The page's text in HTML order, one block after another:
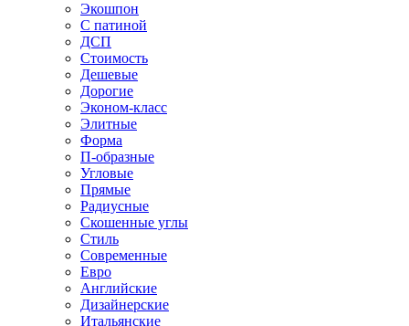
Экошпон
С патиной
ДСП
Стоимость
Дешевые
Дорогие
Эконом-класс
Элитные
Форма
П-образные
Угловые
Прямые
Радиусные
Скошенные углы
Стиль
Современные
Евро
Английские
Дизайнерские
Итальянские